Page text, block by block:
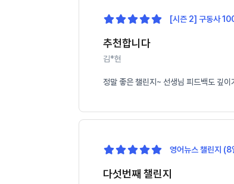
[시즌 2] 구동사
추천합니다
김*현
정말 좋은 챌린지~ 선생님 피드백도 깊
영어뉴스 챌린지 (8
다섯번째 챌린지